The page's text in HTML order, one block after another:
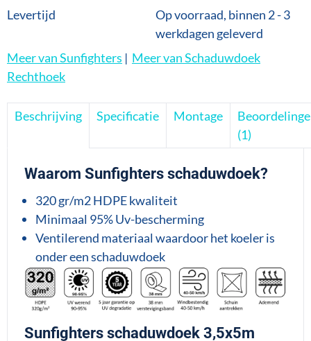
Levertijd
Op voorraad, binnen 2 - 3
werkdagen geleverd
Meer van Sunfighters | Meer van Schaduwdoek
Rechthoek
Beschrijving Specificatie Montage
(1)
Waarom Sunfighters schaduwdoek?
320 gr/m2 HDPE kwaliteit
Minimaal 95% Uv-bescherming
Ventilerend materiaal waardoor het koeler is
onder een schaduwdoek
Sunfighters schaduwdoek 3,5x5m